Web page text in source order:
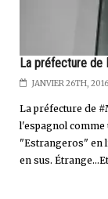
La préfecture de
JANVIER 26TH, 2016
La préfecture de
l'espagnol comme
"Estrangeros" en
en sus.